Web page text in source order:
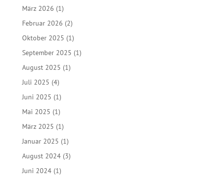
März 2026 (1)
Februar 2026 (2)
Oktober 2025 (1)
September 2025 (1)
August 2025 (1)
Juli 2025 (4)
Juni 2025 (1)
Mai 2025 (1)
März 2025 (1)
Januar 2025 (1)
August 2024(3)
Juni 2024(1)